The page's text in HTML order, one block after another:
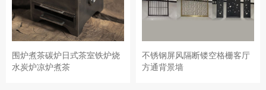
围炉煮茶碳炉日式茶室铁炉烧
水炭炉凉炉煮茶
不锈钢屏风隔断镂空格栅客厅
方通背景墙